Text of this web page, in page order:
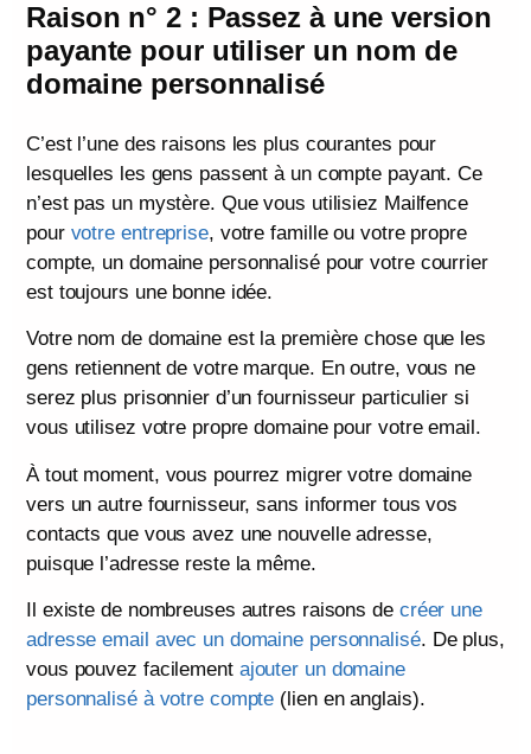
Raison n° 2 : Passez à une version
payante pour utiliser un nom de
domaine personnalisé
C’est l’une des raisons les plus courantes pour
lesquelles les gens passent à un compte payant. Ce
n’est pas un mystère. Que vous utilisiez Mailfence
pour votre entreprise, votre famille ou votre propre
compte, un domaine personnalisé pour votre courrier
est toujours une bonne idée.
Votre nom de domaine est la première chose que les
gens retiennent de votre marque. En outre, vous ne
serez plus prisonnier d’un fournisseur particulier si
vous utilisez votre propre domaine pour votre email.
À tout moment, vous pourrez migrer votre domaine
vers un autre fournisseur, sans informer tous vos
contacts que vous avez une nouvelle adresse,
puisque l’adresse reste la même.
Il existe de nombreuses autres raisons de créer une
adresse email avec un domaine personnalisé. De plus,
vous pouvez facilement ajouter un domaine
personnalisé à votre compte (lien en anglais).